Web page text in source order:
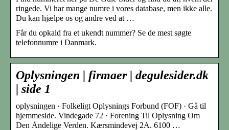
ringede. Vi har mange numre i vores database, men ikke alle.
Du kan hjælpe os og andre ved at …
Får du opkald fra et ukendt nummer? Se de mest søgte
telefonnumre i Danmark.
Oplysningen | firmaer | degulesider.dk
| side 1
oplysningen · Folkeligt Oplysnings Forbund (FOF) · Gå til
hjemmeside. Vindegade 72 · Forening Til Oplysning Om
Den Åndelige Verden. Kærsmindevej 2A. 6100 …